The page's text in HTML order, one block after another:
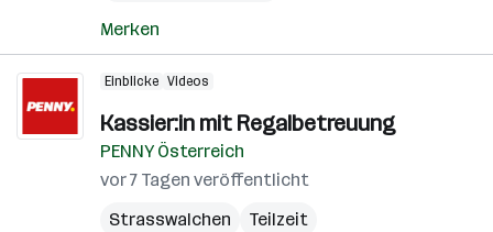
Merken
Einblicke Videos
Kassier:in mit Regalbetreuung
PENNY Österreich
vor 7 Tagen veröffentlicht
Strasswalchen
Teilzeit